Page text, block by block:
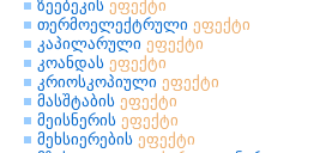
ზეებეკის ეფექტი
თერმოელექტრული ეფექტი
კაპილარული ეფექტი
კოანდას ეფექტი
კრიოსკოპიული ეფექტი
მასშტაბის ეფექტი
მეისნერის ეფექტი
მეხსიერების ეფექტი